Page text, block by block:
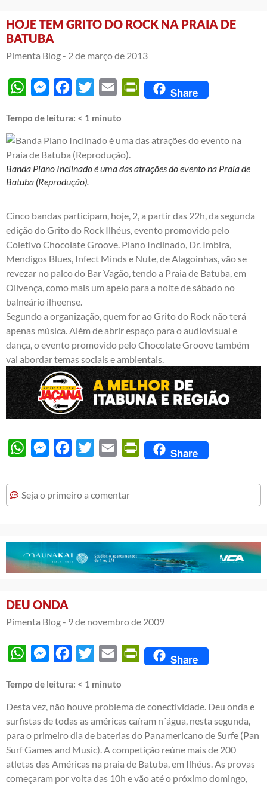
HOJE TEM GRITO DO ROCK NA PRAIA DE
BATUBA
Pimenta Blog - 2 de março de 2013
WhatsAppMessengerFacebook
Twitter Email PrintFriendly
Share
Tempo de leitura: < 1 minuto
Banda Plano Inclinado é uma das atrações do evento na Praia de
Batuba (Reprodução).
Cinco bandas participam, hoje, 2, a partir das 22h, da segunda
edição do Grito do Rock Ilhéus, evento promovido pelo
Coletivo Chocolate Groove. Plano Inclinado, Dr. Imbira,
Mendigos Blues, Infect Minds e Nute, de Alagoinhas, vão se
revezar no palco do Bar Vagão, tendo a Praia de Batuba, em
Olivença, como mais um apelo para a noite de sábado no
balneário ilheense.
Segundo a organização, quem for ao Grito do Rock não terá
apenas música. Além de abrir espaço para o audiovisual e
dança, o evento promovido pelo Chocolate Groove também
vai abordar temas sociais e ambientais.
WhatsAppMessengerFacebook
Twitter Email PrintFriendly
Share
Seja o primeiro a comentar
DEU ONDA
Pimenta Blog - 9 de novembro de 2009
WhatsAppMessengerFacebook
Twitter Email PrintFriendly
Share
Tempo de leitura: < 1 minuto
Desta vez, não houve problema de conectividade. Deu onda e
surfistas de todas as américas caíram n´água, nesta segunda,
para o primeiro dia de baterias do Panamericano de Surfe (Pan
Surf Games and Music). A competição reúne mais de 200
atletas das Américas na praia de Batuba, em Ilhéus. As provas
começaram por volta das 10h e vão até o próximo domingo,